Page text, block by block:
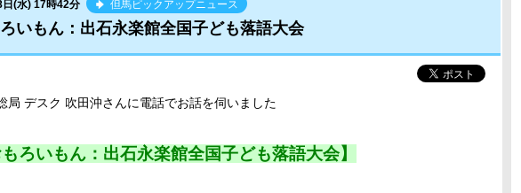
(水) 17時42分 但馬ピックアップニュース
いもん：出石永楽館全国子ども落語大会
局 デスク 吹田沖さんに電話でお話を伺いました
もろいもん：出石永楽館全国子ども落語大会】